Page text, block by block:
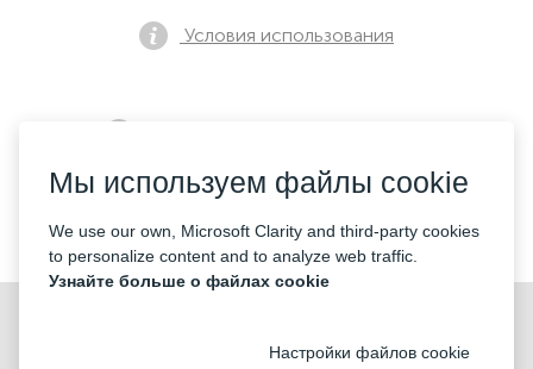
Условия использования
Контакты
Мы используем файлы cookie
We use our own, Microsoft Clarity and third-party cookies
to personalize content and to analyze web traffic.
Узнайте больше о файлах cookie
Настройки файлов cookie